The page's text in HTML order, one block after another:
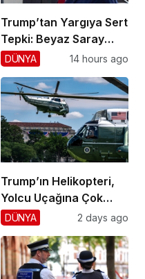
Trump’tan Yargıya Sert
Tepki: Beyaz Saray
Krizi!
DÜNYA 14 hours ago
Trump’ın Helikopteri,
Yolcu Uçağına Çok
Yaklaştı!
DÜNYA 2 days ago